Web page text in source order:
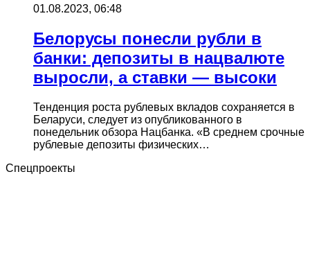
01.08.2023, 06:48
Белорусы понесли рубли в
банки: депозиты в нацвалюте
выросли, а ставки — высоки
Тенденция роста рублевых вкладов сохраняется в
Беларуси, следует из опубликованного в
понедельник обзора Нацбанка. «В среднем срочные
рублевые депозиты физических…
Спецпроекты